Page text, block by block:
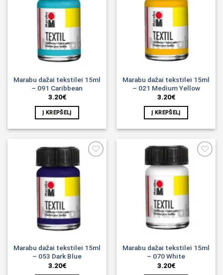
Marabu dažai tekstilei 15ml
– 091 Caribbean
3.20€
Į KREPŠELĮ
Marabu dažai tekstilei 15ml
– 021 Medium Yellow
3.20€
Į KREPŠELĮ
Marabu dažai tekstilei 15ml
– 053 Dark Blue
3.20€
Marabu dažai tekstilei 15ml
– 070 White
3.20€